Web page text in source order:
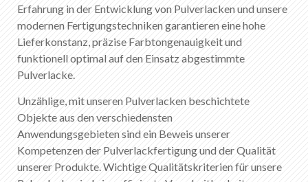
Erfahrung in der Entwicklung von Pulverlacken und unsere
modernen Fertigungstechniken garantieren eine hohe
Lieferkonstanz, präzise Farbtongenauigkeit und
funktionell optimal auf den Einsatz abgestimmte
Pulverlacke.
Unzählige, mit unseren Pulverlacken beschichtete
Objekte aus den verschiedensten
Anwendungsgebieten sind ein Beweis unserer
Kompetenzen der Pulverlackfertigung und der Qualität
unserer Produkte. Wichtige Qualitätskriterien für unsere